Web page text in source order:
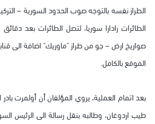
الطراز نفسه بالتوجه صوب الحدود السورية –
الطائرات رادارا سوريا، لتصل الطائرات بعد
صواريخ ارض – جو من طراز "ماوريك" اضافة الى
الموقع بالكامل.
بعد اتمام العملية، يروي المؤلفان أن أولمرت بادر
طيب اردوغان، وطالبه بنقل رسالة الى الرئيس